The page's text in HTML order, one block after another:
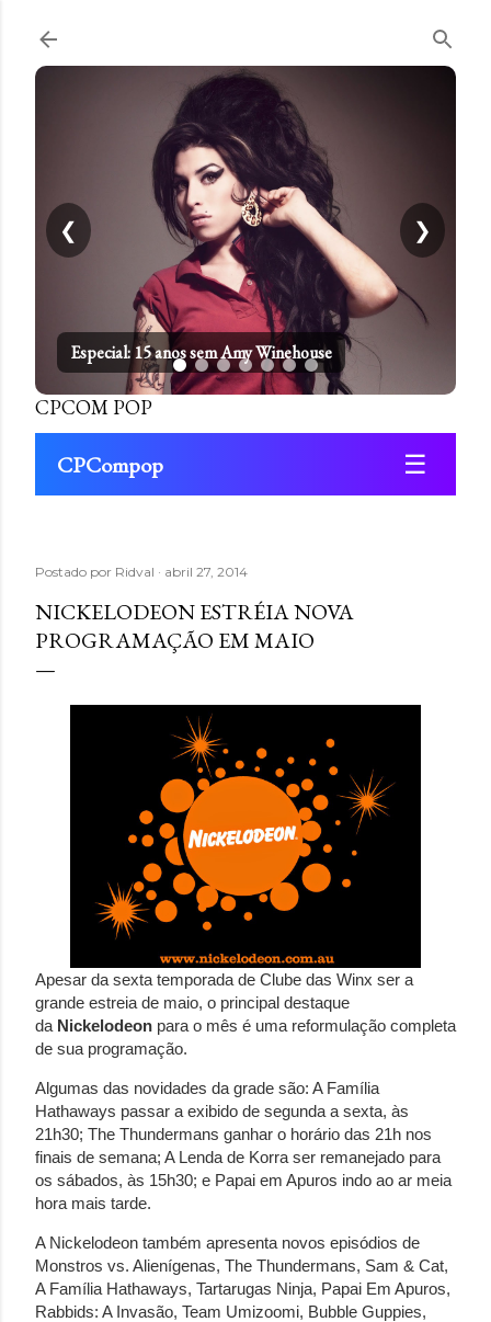
Especial: 15 anos sem Amy Winehouse
❮ ❯
CPCOM POP
CPCompop ☰
Postado por Ridval abril 27, 2014
NICKELODEON ESTRÉIA NOVA
PROGRAMAÇÃO EM MAIO
Apesar da sexta temporada de Clube das Winx ser a
grande estreia de maio, o principal destaque
da Nickelodeon para o mês é uma reformulação completa
de sua programação.
Algumas das novidades da grade são: A Família
Hathaways passar a exibido de segunda a sexta, às
21h30; The Thundermans ganhar o horário das 21h nos
finais de semana; A Lenda de Korra ser remanejado para
os sábados, às 15h30; e Papai em Apuros indo ao ar meia
hora mais tarde.
A Nickelodeon também apresenta novos episódios de
Monstros vs. Alienígenas, The Thundermans, Sam & Cat,
A Família Hathaways, Tartarugas Ninja, Papai Em Apuros,
Rabbids: A Invasão, Team Umizoomi, Bubble Guppies,